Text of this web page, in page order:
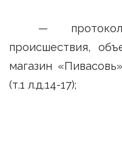
—
происшествия,
магазин
(т.1 л.д.14-17);